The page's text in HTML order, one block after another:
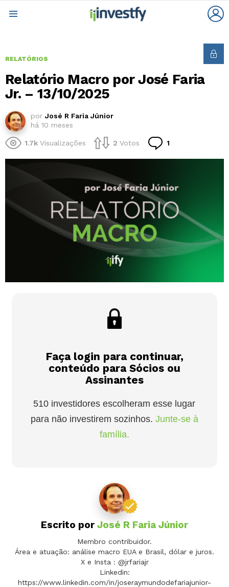
RELATÓRIOS
Relatório Macro por José Faria
Jr. – 13/10/2025
por José R Faria Júnior
há 10 meses
1.7k Visualizações 2 Votos 1
Faça login para continuar,
conteúdo para Sócios ou
Assinantes
510 investidores escolheram esse lugar
para não investirem sozinhos. Junte-se à
família.
Escrito por José R Faria Júnior
Membro contribuidor.
Área e atuação: análise macro EUA e Brasil, dólar e juros.
X e Insta : @jrfariajr
Linkedin:
https://www.linkedin.com/in/joseraymundodefariajunior-